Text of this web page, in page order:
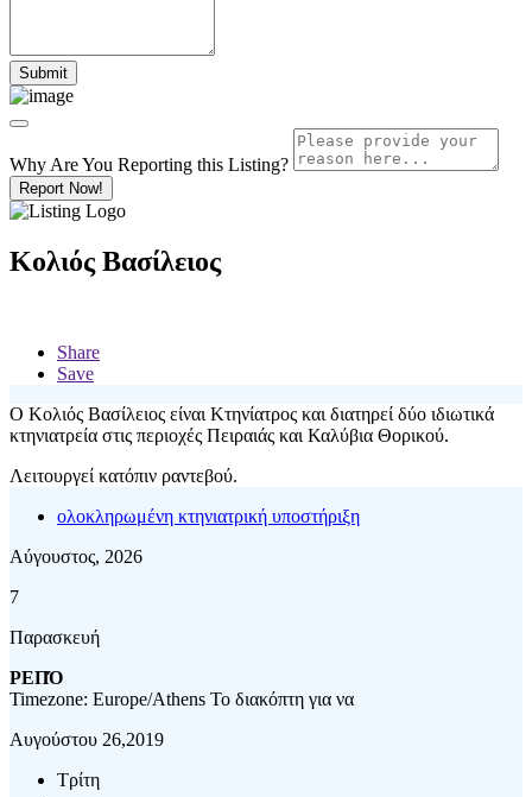
Why Are You Reporting this Listing?
Report Now!
Κολιός Βασίλειος
Share
Save
Ο Κολιός Βασίλειος είναι Κτηνίατρος και διατηρεί δύο ιδιωτικά
κτηνιατρεία στις περιοχές Πειραιάς και Καλύβια Θορικού.
Λειτουργεί κατόπιν ραντεβού.
ολοκληρωμένη κτηνιατρική υποστήριξη
Αύγουστος, 2026
7
Παρασκευή
ΡΕΠΌ
Timezone: Europe/Athens Το διακόπτη για να
Αυγούστου 26,2019
Τρίτη